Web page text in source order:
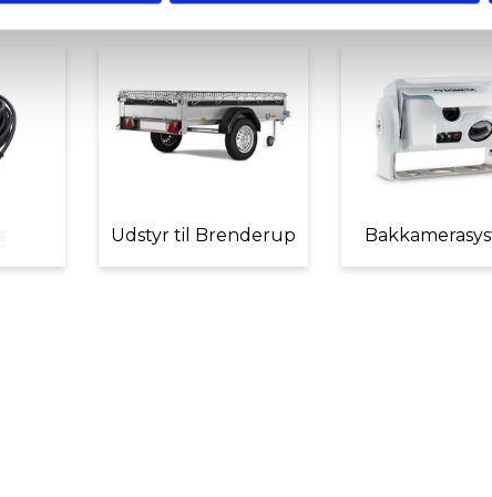
Udstyr til Brenderup